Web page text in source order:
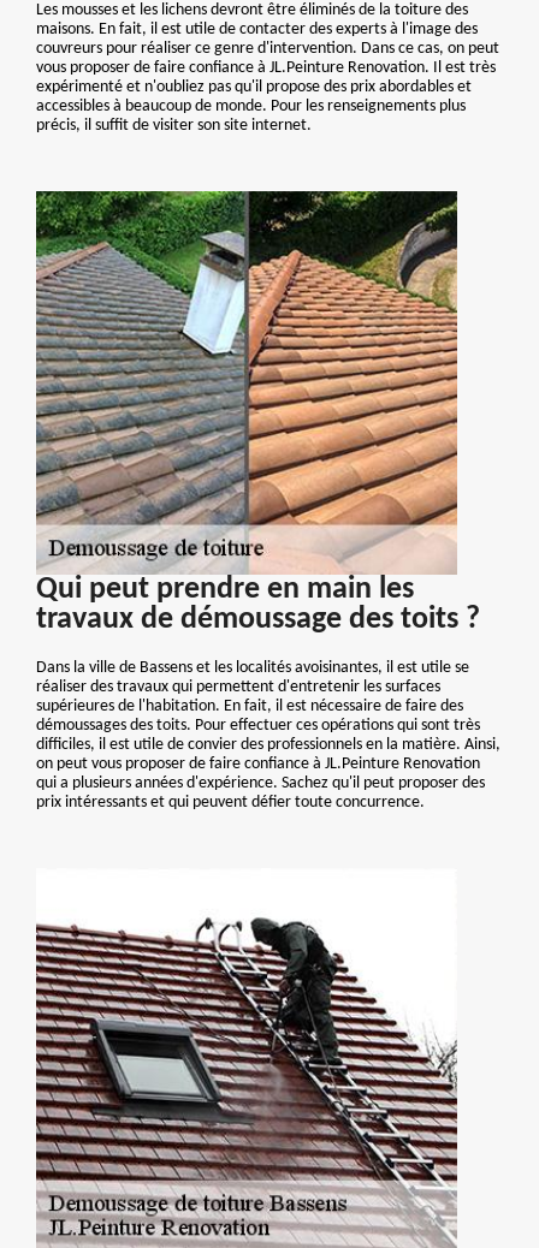
Les mousses et les lichens devront être éliminés de la toiture des
maisons. En fait, il est utile de contacter des experts à l'image des
couvreurs pour réaliser ce genre d'intervention. Dans ce cas, on peut
vous proposer de faire confiance à JL.Peinture Renovation. Il est très
expérimenté et n'oubliez pas qu'il propose des prix abordables et
accessibles à beaucoup de monde. Pour les renseignements plus
précis, il suffit de visiter son site internet.
Qui peut prendre en main les
travaux de démoussage des toits ?
Dans la ville de Bassens et les localités avoisinantes, il est utile se
réaliser des travaux qui permettent d'entretenir les surfaces
supérieures de l'habitation. En fait, il est nécessaire de faire des
démoussages des toits. Pour effectuer ces opérations qui sont très
difficiles, il est utile de convier des professionnels en la matière. Ainsi,
on peut vous proposer de faire confiance à JL.Peinture Renovation
qui a plusieurs années d'expérience. Sachez qu'il peut proposer des
prix intéressants et qui peuvent défier toute concurrence.